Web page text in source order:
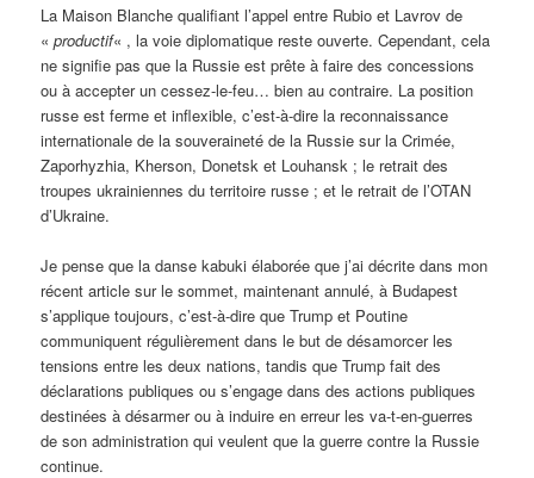
La Maison Blanche qualifiant l’appel entre Rubio et Lavrov de
«productif« , la voie diplomatique reste ouverte. Cependant, cela
ne signifie pas que la Russie est prête à faire des concessions
ou à accepter un cessez-le-feu… bien au contraire. La position
russe est ferme et inflexible, c’est-à-dire la reconnaissance
internationale de la souveraineté de la Russie sur la Crimée,
Zaporhyzhia, Kherson, Donetsk et Louhansk ; le retrait des
troupes ukrainiennes du territoire russe ; et le retrait de l’OTAN
d’Ukraine.
Je pense que la danse kabuki élaborée que j’ai décrite dans mon
récent article sur le sommet, maintenant annulé, à Budapest
s’applique toujours, c’est-à-dire que Trump et Poutine
communiquent régulièrement dans le but de désamorcer les
tensions entre les deux nations, tandis que Trump fait des
déclarations publiques ou s’engage dans des actions publiques
destinées à désarmer ou à induire en erreur les va-t-en-guerres
de son administration qui veulent que la guerre contre la Russie
continue.